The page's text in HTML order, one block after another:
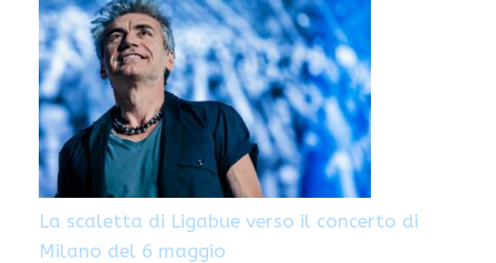
La scaletta di Ligabue verso il concerto di
Milano del 6 maggio